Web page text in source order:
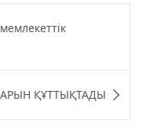
ҚҰТТЫҚТАДЫ